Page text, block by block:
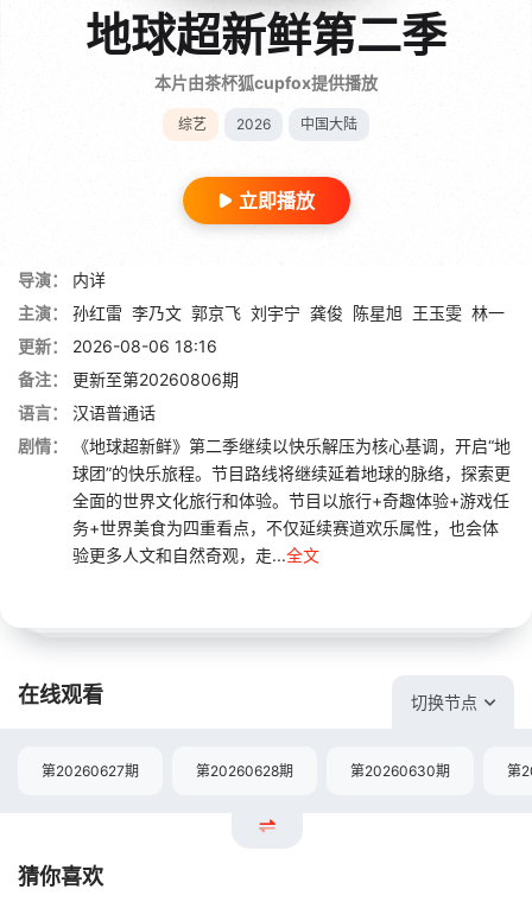
地球超新鲜第二季
本片由茶杯狐cupfox提供播放
综艺 2026 中国大陆
立即播放
导演：
内详
主演：
孙红雷 李乃文 郭京飞 刘宇宁 龚俊 陈星旭 王玉雯 林一
更新：
2026-08-06 18:16
备注：
更新至第20260806期
语言：
汉语普通话
剧情：
《地球超新鲜》第二季继续以快乐解压为核心基调，开启“地
球团”的快乐旅程。节目路线将继续延着地球的脉络，探索更
全面的世界文化旅行和体验。节目以旅行+奇趣体验+游戏任
务+世界美食为四重看点，不仅延续赛道欢乐属性，也会体
验更多人文和自然奇观，走...全文
在线观看 切换节点
第20260627期 第20260628期 第20260630期 第
猜你喜欢